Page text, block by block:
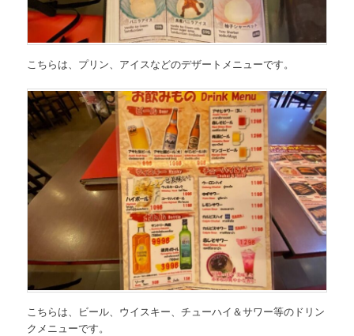
こちらは、 プリン、アイスなどのデザートメニューです。
こちらは、
ビール、ウイスキー、チューハイ＆サワー等のドリン
クメニューです。